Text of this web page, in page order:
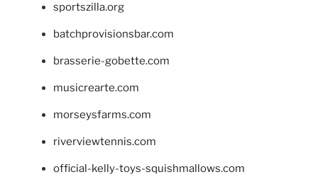
sportszilla.org
batchprovisionsbar.com
brasserie-gobette.com
musicrearte.com
morseysfarms.com
riverviewtennis.com
official-kelly-toys-squishmallows.com